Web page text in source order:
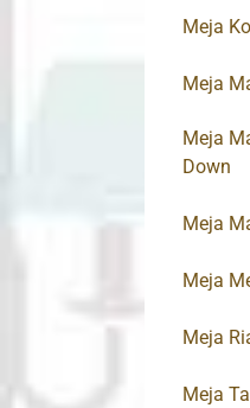
Meja
Meja
Meja
Down
Meja
Meja
Meja
Meja